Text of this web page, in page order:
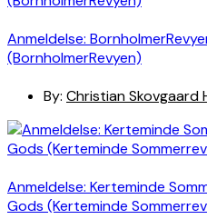
Anmeldelse:
(BornholmerRevyen)
By: Christian Skovgaard
Anmeldelse: Kerteminde
Gods (Kerteminde